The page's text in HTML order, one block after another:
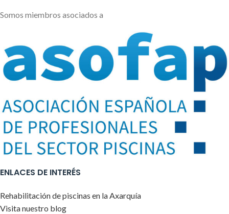
Somos miembros asociados a
ENLACES DE INTERÉS
Rehabilitación de piscinas en la Axarquía
Visita nuestro blog